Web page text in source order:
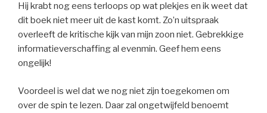
Hij krabt nog eens terloops op wat plekjes en ik weet dat
dit boek niet meer uit de kast komt. Zo’n uitspraak
overleeft de kritische kijk van mijn zoon niet. Gebrekkige
informatieverschaffing al evenmin. Geef hem eens
ongelijk!
Voordeel is wel dat we nog niet zijn toegekomen om
over de spin te lezen. Daar zal ongetwijfeld benoemt